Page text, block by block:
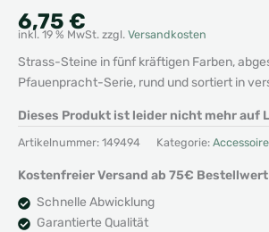
6,75 €
inkl. 19 % MwSt. zzgl. Versandkosten
Strass-Steine in fünf kräftigen Farben,
Pfauenpracht-Serie, rund und sortiert in
Dieses Produkt ist leider nicht mehr auf
Artikelnummer: 149494 Kategorie:
Kostenfreier Versand ab 75€ Bestellwert
Schnelle Abwicklung
Garantierte Qualität